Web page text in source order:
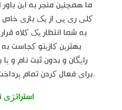
ما همچنین منجر به این
کلی ری پی از یک بازی خاص
به شما انتظار یک کلاه
بهترین کازینو کجاست
رایگان و بدون ثبت نام و
برای فعال کردن تمام پرداخت خطوط بر روی دستگاه.